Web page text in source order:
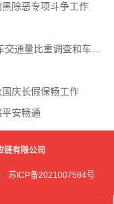
除恶专项斗争工作
苏州公路处召开2020年全市四类公路机动车交通量比重调查和车速调查布置会
庆长假保畅工作
安畅通
链有限公司
苏ICP备2021007584号